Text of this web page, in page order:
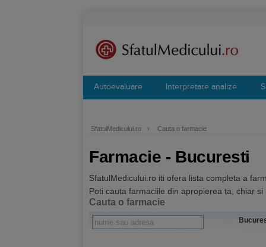
Autoevaluare Interpretare analize
SfatulMedicului.ro › Cauta o farmacie
Farmacie - Bucuresti
SfatulMedicului.ro iti ofera lista completa a
Poti cauta farmaciile din apropierea ta, chiar
Cauta o farmacie